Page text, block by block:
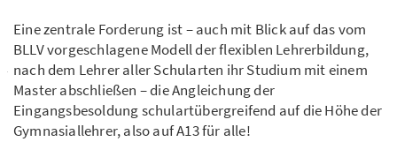
Eine zentrale Forderung ist – auch mit Blick auf das vom
BLLV vorgeschlagene Modell der flexiblen Lehrerbildung,
nach dem Lehrer aller Schularten ihr Studium mit einem
Master abschließen – die Angleichung der
Eingangsbesoldung schulartübergreifend auf die Höhe der
Gymnasiallehrer, also auf A13 für alle!